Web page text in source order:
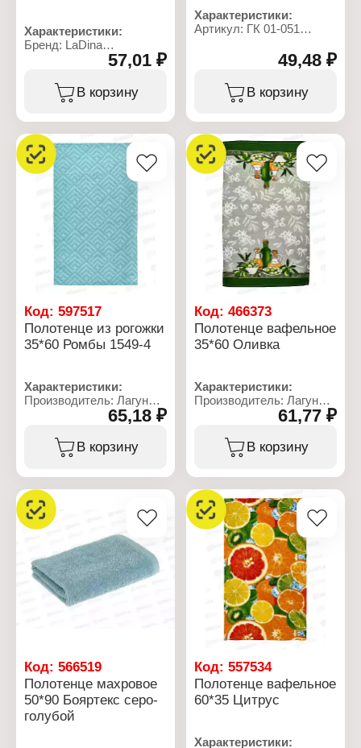
Характеристики:
Бренд: LaDina
Артикул: 502502-3
Тип товара: Полотенце
Модель: микс
Вид: вафельное
Материал: хлопок
Состав: 100% хлопок
Плотность: 100 г/кв.м
57,01 ₽
В корзину
Характеристики:
Артикул: ГК 01-051
Вид ткани: махровая
Размер: 30х30 +/-2 см
Состав: 100% хлопок
Цвет: коралл
49,48 ₽
В корзину
Код: 597517
Полотенце из рогожки
35*60 Ромбы 1549-4
Характеристики:
Производитель: Лагуна
Тип товара: Полотенце
Модель: "Ромбы"
Материал: рогожка
Состав: 100% хлопок
Плотность: 160 г/кв.м
65,18 ₽
В корзину
Код:466373
Полотенце вафельное
35*60 Оливка
Характеристики:
Производитель: Лагуна
Тип товара: Полотенце
Модель: "Оливка"
Вид: вафельное
Состав: 100% хлопок
Плотность: 165 г/кв.м
61,77 ₽
В корзину
Код: 566519
Полотенце махровое
50*90 Бояртекс серо-
голубой
Код:557534
Полотенце вафельное
60*35 Цитрус
Характеристики: